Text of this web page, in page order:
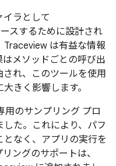
イラとして
スするために設計され
Traceview は有益な情報
メソッドごとの呼び出
れ、このツールを使用
きく影響します。
用のサンプリング プロ
た。これにより、パフ
なく、アプリの実行を
ングのサポートは、